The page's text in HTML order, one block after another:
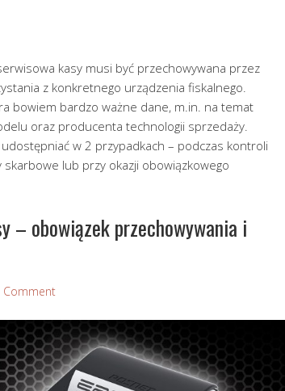
kasy musi być przechowywana przez
z konkretnego urządzenia fiskalnego.
bowiem bardzo ważne dane, m.in. na temat
oraz producenta technologii sprzedaży.
w 2 przypadkach – podczas kontroli
lub przy okazji obowiązkowego
– obowiązek przechowywania i
Comment